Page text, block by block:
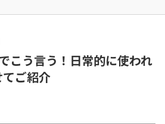
こう言う！日常的に使われ
ご紹介